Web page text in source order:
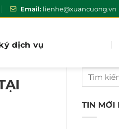
Email:lienhe@xuancuong.vn
dịch vụ
TIN MỚI